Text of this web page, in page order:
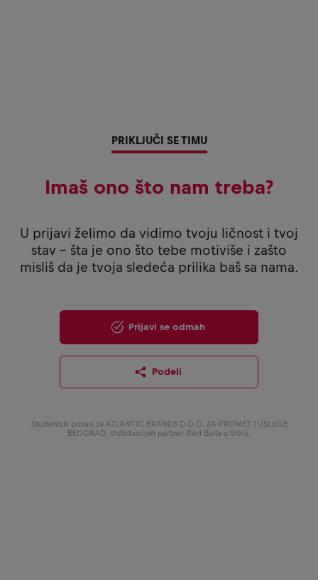
PRIKLJUČI SE TIMU
Imaš ono što nam treba?
U prijavi želimo da vidimo tvoju ličnost i tvoj
stav - šta je ono što tebe motiviše i zašto
misliš da je tvoja sledeća prilika baš sa nama.
Prijavi se odmah
Podeli
Studentski posao za ATLANTIC BRANDS D.O.O. ZA PROMET I USLUGE
BEOGRAD, distirbucijski partner Red Bulla u Srbiji.